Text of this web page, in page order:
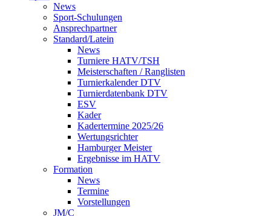
News
Sport-Schulungen
Ansprechpartner
Standard/Latein
News
Turniere HATV/TSH
Meisterschaften / Ranglisten
Turnierkalender DTV
Turnierdatenbank DTV
ESV
Kader
Kadertermine 2025/26
Wertungsrichter
Hamburger Meister
Ergebnisse im HATV
Formation
News
Termine
Vorstellungen
JM/C